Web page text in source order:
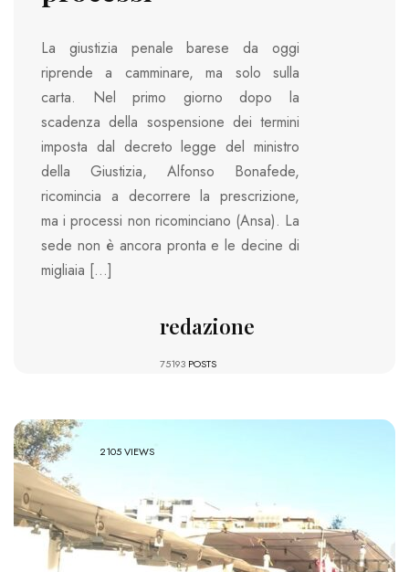
La giustizia penale barese da oggi
riprende a camminare, ma solo sulla
carta. Nel primo giorno dopo la
scadenza della sospensione dei termini
imposta dal decreto legge del ministro
della Giustizia, Alfonso Bonafede,
ricomincia a decorrere la prescrizione,
ma i processi non ricominciano (Ansa). La
sede non è ancora pronta e le decine di
migliaia […]
redazione
75193 POSTS
2105 VIEWS